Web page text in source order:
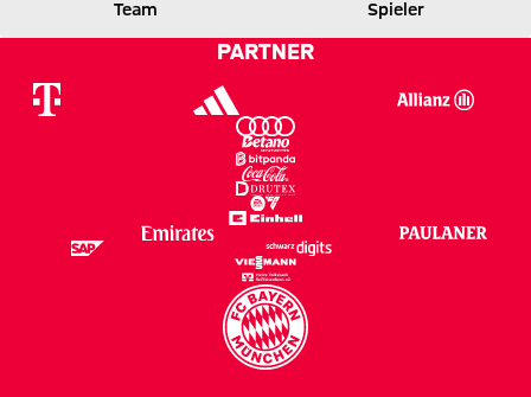
FCU
Team Spieler
PARTNER